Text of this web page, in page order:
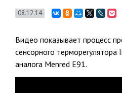
08.12.14
Видео показывает процесс
сенсорного терморегулятора
аналога Menred E91.